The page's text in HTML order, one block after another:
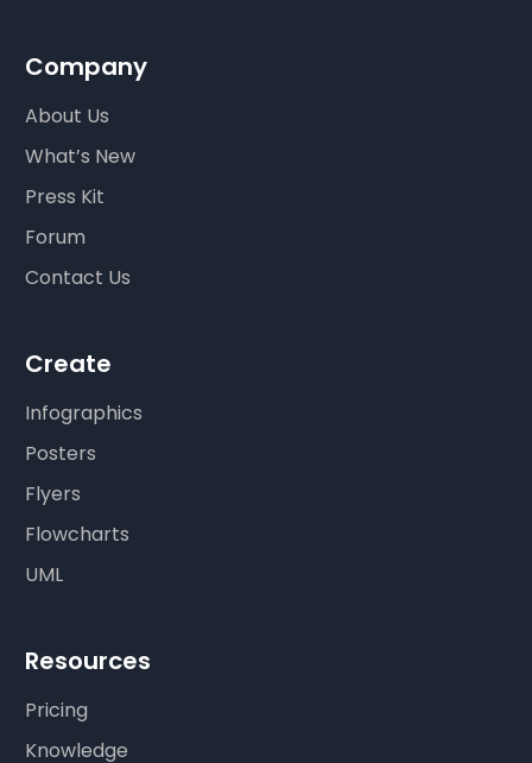
Company
About Us
What’s New
Press Kit
Forum
Contact Us
Create
Infographics
Posters
Flyers
Flowcharts
UML
Resources
Pricing
Knowledge